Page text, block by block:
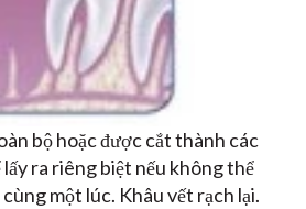
bộ hoặc được cắt thành các
lấy ra riêng biệt nếu không thể
một lúc. Khâu vết rạch lại.